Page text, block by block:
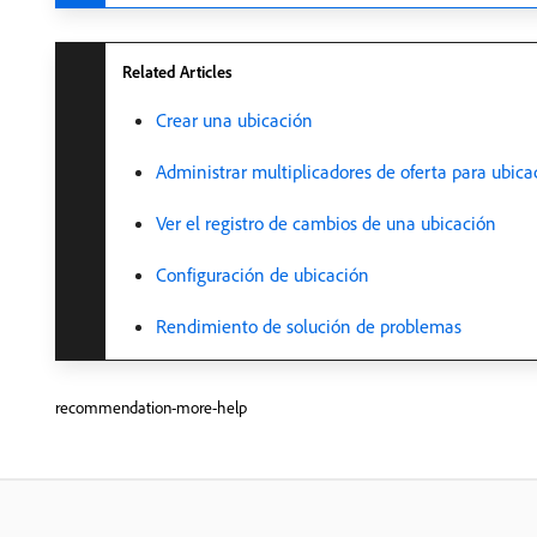
Related Articles
Crear una ubicación
Administrar multiplicadores de oferta para
Ver el registro de cambios de una ubicación
Configuración de ubicación
Rendimiento de solución de problemas
recommendation-more-help